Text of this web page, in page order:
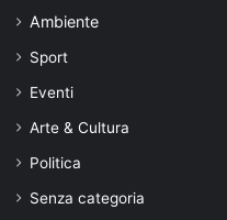
Ambiente
Sport
Eventi
Arte & Cultura
Politica
Senza categoria